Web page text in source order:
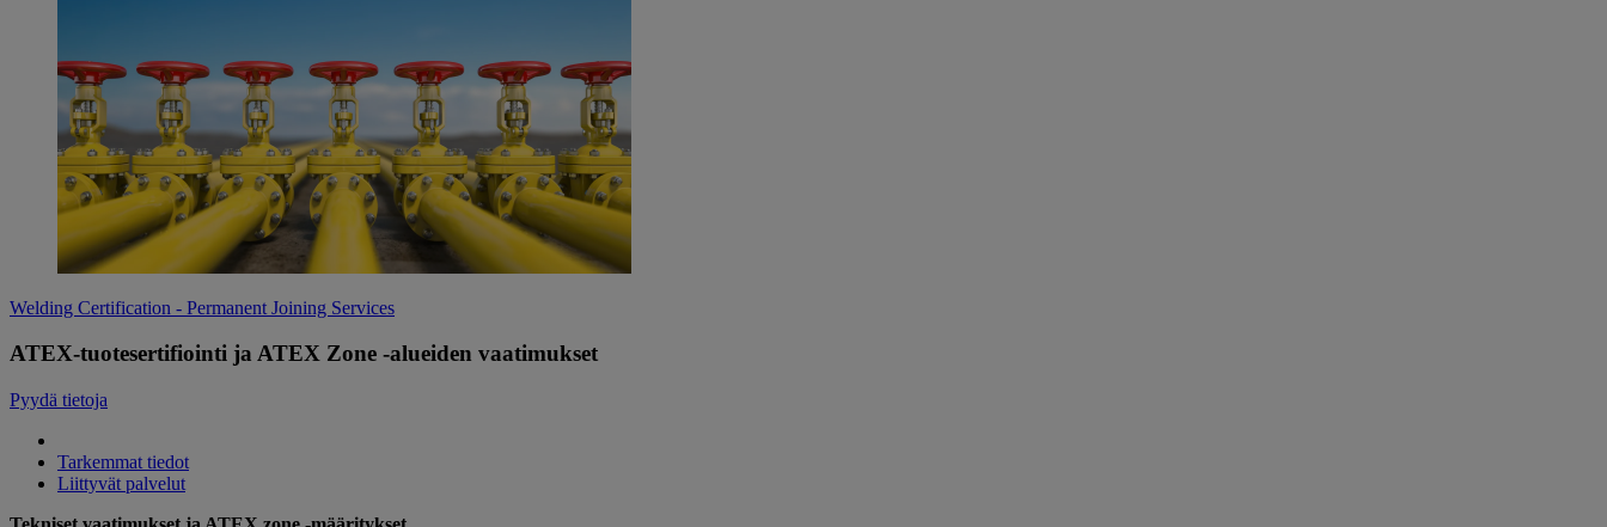
Welding Certification - Permanent Joining Services
ATEX-tuotesertifiointi ja ATEX Zone -alueiden vaatimukset
Pyydä tietoja
Tarkemmat tiedot
Liittyvät palvelut